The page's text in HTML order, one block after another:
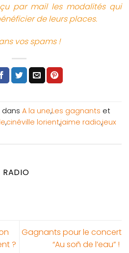
par mail les modalités qui
de leurs places.
vos spams !
A la une,Les gagnants et
,cinéville lorient,jaime radio,jeux
RADIO
?
Gagnants pour le concert
“Au soñ de l’eau” !